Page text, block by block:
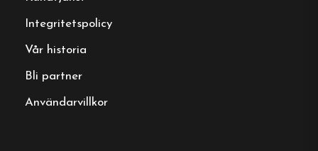
Boka direkt hos Stättareds 4H-gård &
Integritetspolicy
Vår historia
Bli partner
Användarvillkor